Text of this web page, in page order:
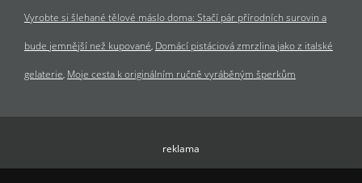
Vyrobte si šlehané tělové máslo doma: Stačí pár přírodních surovin a
bude jemnější než kupované Domácí pistáciová zmrzlina jako z italské
gelaterie Moje cesta k originálním ručně vyráběným šperkům
reklama